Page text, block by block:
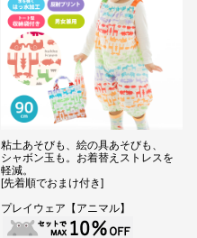
粘土あそびも、絵の具あそびも、
シャボン玉も。お着替えストレスを
軽減。
[先着順でおまけ付き]
プレイウェア【アニマル】